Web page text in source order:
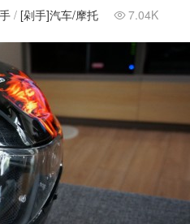
/ [剁手]汽车/摩托  7.04K